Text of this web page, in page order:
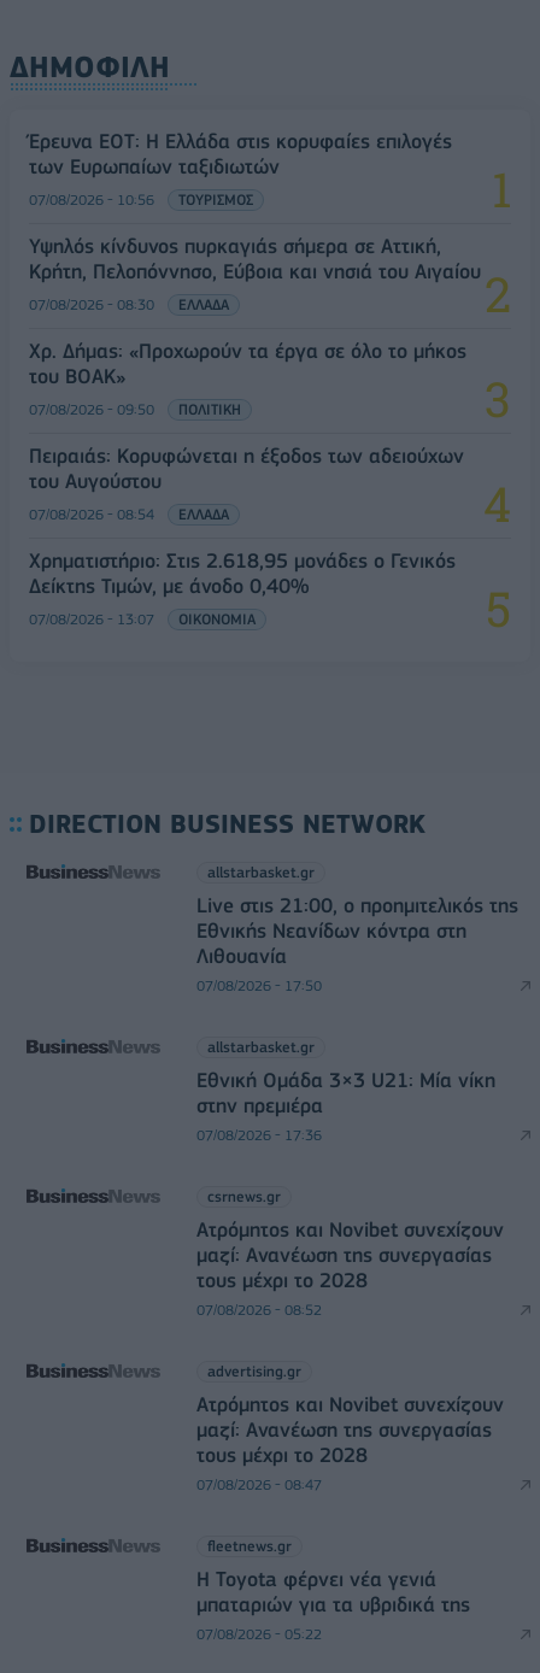
ΔΗΜΟΦΙΛΗ
Έρευνα ΕΟΤ: Η Ελλάδα στις κορυφαίες επιλογές
των Ευρωπαίων ταξιδιωτών
07/08/2026 - 10:56 ΤΟΥΡΙΣΜΟΣ
Υψηλός κίνδυνος πυρκαγιάς σήμερα σε Αττική,
Κρήτη, Πελοπόννησο, Εύβοια και νησιά του Αιγαίου
07/08/2026 - 08:30 ΕΛΛΑΔΑ
Χρ. Δήμας: «Προχωρούν τα έργα σε όλο το μήκος
του ΒΟΑΚ»
07/08/2026 - 09:50 ΠΟΛΙΤΙΚΗ
Πειραιάς: Κορυφώνεται η έξοδος των αδειούχων
του Αυγούστου
07/08/2026 - 08:54 ΕΛΛΑΔΑ
Χρηματιστήριο: Στις 2.618,95 μονάδες ο Γενικός
Δείκτης Τιμών, με άνοδο 0,40%
07/08/2026 - 13:07 ΟΙΚΟΝΟΜΙΑ
DIRECTION BUSINESS NETWORK
allstarbasket.gr
Live στις 21:00, ο προημιτελικός της
Εθνικής Νεανίδων κόντρα στη
Λιθουανία
07/08/2026 - 17:50
allstarbasket.gr
Εθνική Ομάδα 3×3 U21: Μία νίκη
στην πρεμιέρα
07/08/2026 - 17:36
csrnews.gr
Ατρόμητος και Novibet συνεχίζουν
μαζί: Ανανέωση της συνεργασίας
τους μέχρι το 2028
07/08/2026 - 08:52
advertising.gr
Ατρόμητος και Novibet συνεχίζουν
μαζί: Ανανέωση της συνεργασίας
τους μέχρι το 2028
07/08/2026 - 08:47
fleetnews.gr
Η Toyota φέρνει νέα γενιά
μπαταριών για τα υβριδικά της
07/08/2026 - 05:22